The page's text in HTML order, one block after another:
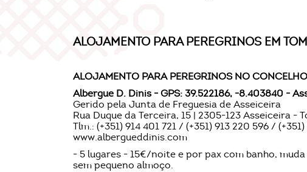
ALOJAMENTO PARA PEREGRINOS EM
ALOJAMENTO PARA PEREGRINOS NO
Albergue D. Dinis - GPS: 39.522186, -8.403840 -
Gerido pela Junta de Freguesia de Asseiceira
Rua Duque da Terceira, 15 | 2305-123 Asseiceira -
Tlm.: (+351) 914 401 721 / (+351) 913 220 596 /
www.albergueddinis.com
- 5 lugares - 15€/noite e por pax com banho,
sem pequeno almoço.